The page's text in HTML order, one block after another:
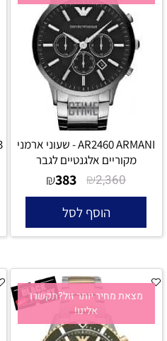
AR2460 ARMANI - שעוני ארמני
מקוריים אלגנטיים לגבר
₪2,360
₪383
הוסף לסל
מצאת מחיר יותר זול?תקשרו
אלינו!